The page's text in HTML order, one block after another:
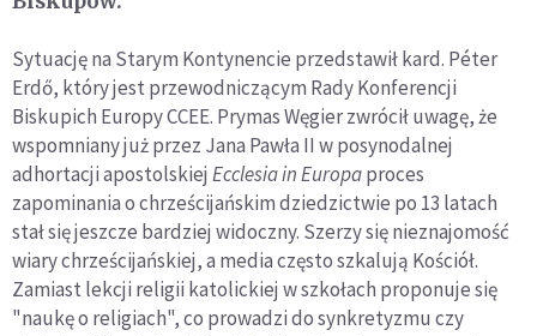
Sytuację na Starym Kontynencie przedstawił kard. Péter
Erdő, który jest przewodniczącym Rady Konferencji
Biskupich Europy CCEE. Prymas Węgier zwrócił uwagę, że
wspomniany już przez Jana Pawła II w posynodalnej
adhortacji apostolskiej Ecclesia in Europaproces
zapominania o chrześcijańskim dziedzictwie po 13 latach
stał się jeszcze bardziej widoczny. Szerzy się nieznajomość
wiary chrześcijańskiej, a media często szkalują Kościół.
Zamiast lekcji religii katolickiej w szkołach proponuje się
"naukę o religiach", co prowadzi do synkretyzmu czy